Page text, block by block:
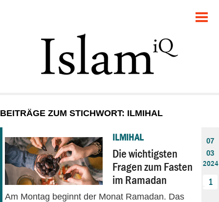
GESELLSCHAFT
STARTSEITE
DEBATTE
PANORAMA
BEITRÄGE ZUM STICHWORT: ILMIHAL
ILMIHAL
Die wichtigsten
Fragen zum Fasten
im Ramadan
Am Montag beginnt der Monat Ramadan. Das
07
03
2024
1